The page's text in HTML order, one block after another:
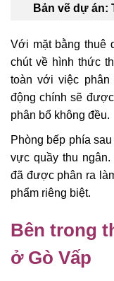
Bản vẽ dự án:
Với mặt bằng thuê
chút về hình thức
toàn với việc
động chính sẽ
phân bổ không đều.
Phòng bếp phía
vực quầy thu
đã được phân ra
phẩm riêng biệt.
Bên trong
ở Gò Vấp